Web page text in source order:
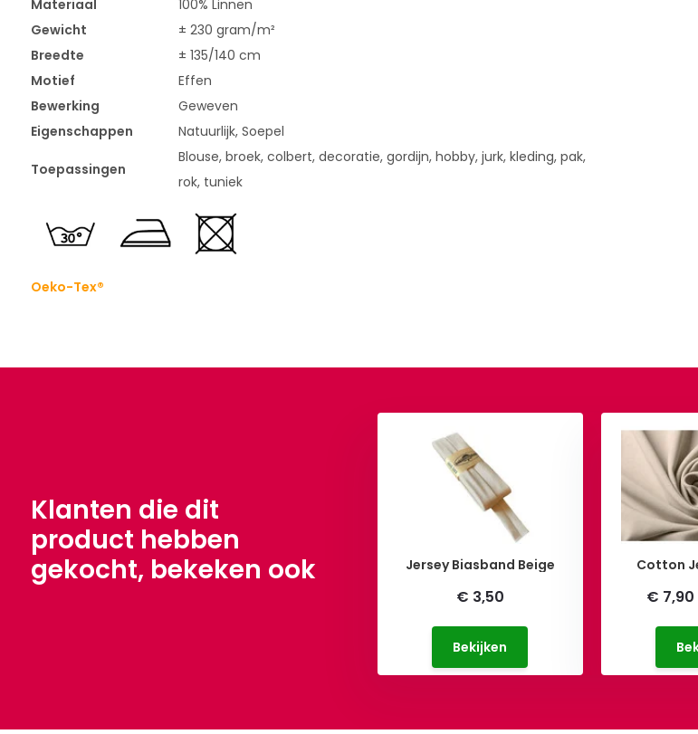
Materiaal
100% Linnen
Gewicht
± 230 gram/m²
Breedte
± 135/140 cm
Motief
Effen
Bewerking
Geweven
Eigenschappen
Natuurlijk, Soepel
Toepassingen
Blouse, broek, colbert, decoratie, gordijn, hobby, jurk, kleding, pak,
rok, tuniek
Oeko-Tex®
Klanten die dit
product hebben
gekocht, bekeken ook
Chiffon Beige Wafel Katoen Licht Beige Jersey Biasband Beige
€ 3,50
Bekijken
Cotton
€ 7,90